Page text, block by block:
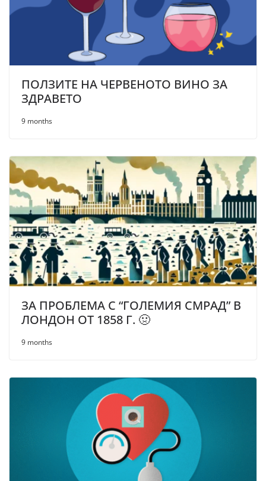
ПОЛЗИТЕ НА ЧЕРВЕНОТО ВИНО ЗА
ЗДРАВЕТО
9 months
ЗА ПРОБЛЕМА С “ГОЛЕМИЯ СМРАД” В
ЛОНДОН ОТ 1858 Г. 🤢
9 months